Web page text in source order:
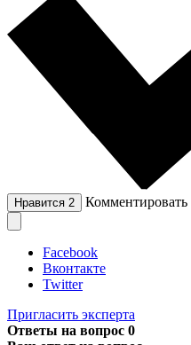
Нравится 2 Комментировать
Facebook
Вконтакте
Twitter
Пригласить эксперта
Ответы на вопрос 0